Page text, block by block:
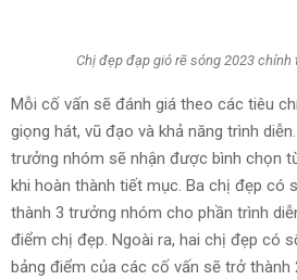
Chị đẹp đạp gió rẽ sóng 2023
Mỗi cố vấn sẽ đánh giá theo các tiêu
giọng hát, vũ đạo và khả năng trình
trưởng nhóm sẽ nhận được bình chọn
khi hoàn thành tiết mục. Ba chị đẹp có
thành 3 trưởng nhóm cho phần trình
điểm chị đẹp. Ngoài ra, hai chị đẹp có
bảng điểm của các cố vấn sẽ trở